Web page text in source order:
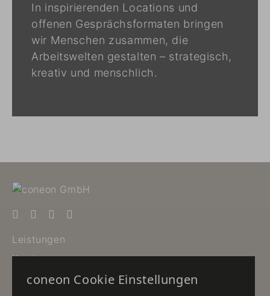
In inspirierenden Locations und
offenen Gesprächsformaten bringen
wir Menschen zusammen, die
Arbeitswelten gestalten – strategisch,
kreativ und menschlich.
Leistungen
Karriere
Newsletter
coneon Cookie Einstellungen